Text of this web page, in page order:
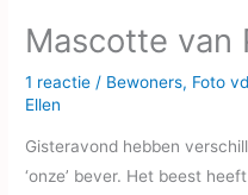
Mascotte van
1 reactie / Bewoners, Foto
Ellen
Gisteravond hebben
‘onze’ bever. Het beest